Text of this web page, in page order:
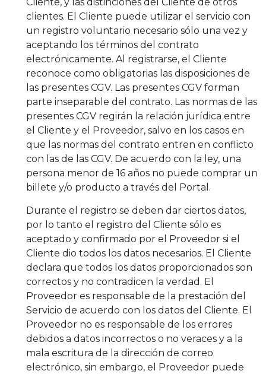
clientes. El Cliente puede utilizar el servicio con
un registro voluntario necesario sólo una vez y
aceptando los términos del contrato
electrónicamente. Al registrarse, el Cliente
reconoce como obligatorias las disposiciones de
las presentes CGV. Las presentes CGV forman
parte inseparable del contrato. Las normas de las
presentes CGV regirán la relación jurídica entre
el Cliente y el Proveedor, salvo en los casos en
que las normas del contrato entren en conflicto
con las de las CGV. De acuerdo con la ley, una
persona menor de 16 años no puede comprar un
billete y/o producto a través del Portal.
Durante el registro se deben dar ciertos datos,
por lo tanto el registro del Cliente sólo es
aceptado y confirmado por el Proveedor si el
Cliente dio todos los datos necesarios. El Cliente
declara que todos los datos proporcionados son
correctos y no contradicen la verdad. El
Proveedor es responsable de la prestación del
Servicio de acuerdo con los datos del Cliente. El
Proveedor no es responsable de los errores
debidos a datos incorrectos o no veraces y a la
mala escritura de la dirección de correo
electrónico, sin embargo, el Proveedor puede